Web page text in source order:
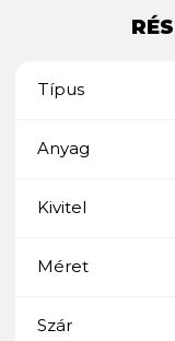
Típus
Anyag
Kivitel
Méret
Szár